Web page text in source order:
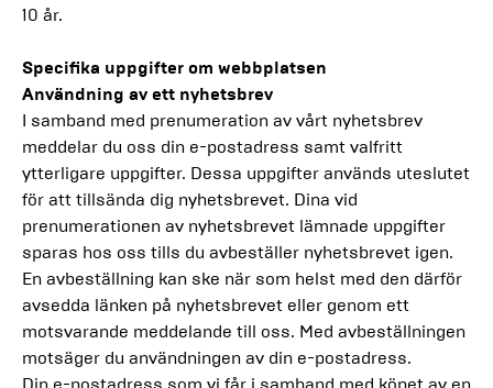
10 år.
Specifika uppgifter om webbplatsen
Användning av ett nyhetsbrev
I samband med prenumeration av vårt nyhetsbrev
meddelar du oss din e-postadress samt valfritt
ytterligare uppgifter. Dessa uppgifter används uteslutet
för att tillsända dig nyhetsbrevet. Dina vid
prenumerationen av nyhetsbrevet lämnade uppgifter
sparas hos oss tills du avbeställer nyhetsbrevet igen.
En avbeställning kan ske när som helst med den därför
avsedda länken på nyhetsbrevet eller genom ett
motsvarande meddelande till oss. Med avbeställningen
motsäger du användningen av din e-postadress.